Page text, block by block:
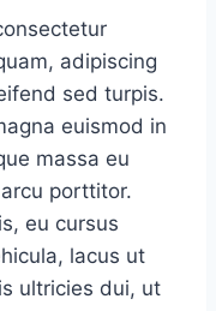
adipiscing
sed turpis.
euismod in
massa eu
porttitor.
eu cursus
lacus ut
ultricies dui, ut